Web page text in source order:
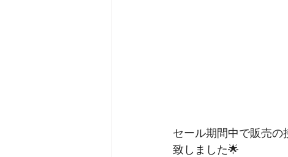
セール期間中で販売
致しました🌟